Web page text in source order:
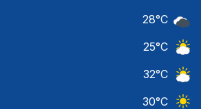
28°C
25°C
32°C
30°C